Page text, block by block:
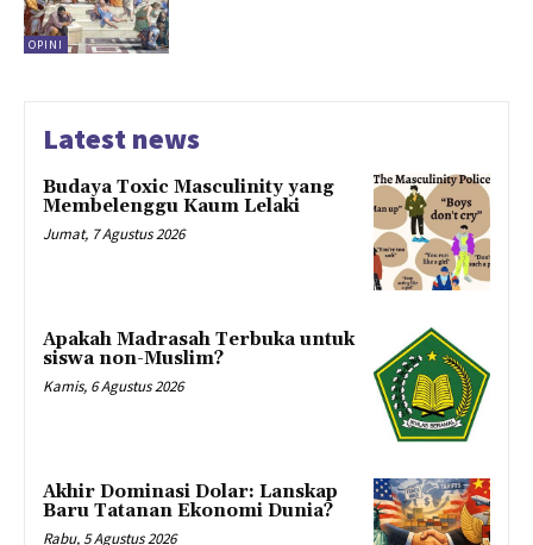
OPINI
Latest news
Budaya Toxic Masculinity yang
Membelenggu Kaum Lelaki
Jumat, 7 Agustus 2026
Apakah Madrasah Terbuka untuk
siswa non-Muslim?
Kamis, 6 Agustus 2026
Akhir Dominasi Dolar: Lanskap
Baru Tatanan Ekonomi Dunia?
Rabu, 5 Agustus 2026